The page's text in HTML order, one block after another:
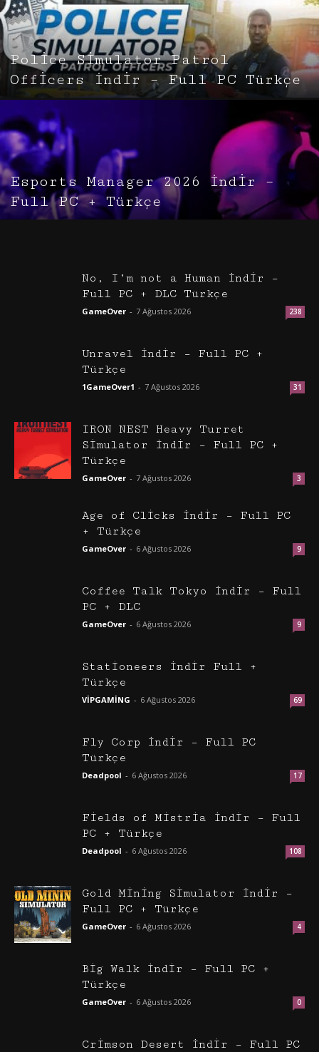
Police Simulator Patrol
Officers İndir – Full PC Türkçe
Esports Manager 2026 İndir –
Full PC + Türkçe
No, I’m not a Human İndir –
Full PC + DLC Türkçe
GameOver - 7 Ağustos 2026 238
Unravel İndir – Full PC +
Türkçe
1GameOver1 - 7 Ağustos 2026 31
IRON NEST Heavy Turret
Simulator İndir – Full PC +
Türkçe
GameOver - 7 Ağustos 2026 3
Age of Clicks İndir – Full PC
+ Türkçe
GameOver - 6 Ağustos 2026 9
Coffee Talk Tokyo İndir – Full
PC + DLC
GameOver - 6 Ağustos 2026 9
Stationeers İndir Full +
Türkçe
VİPGAMİNG - 6 Ağustos 2026 69
Fly Corp İndir – Full PC
Türkçe
Deadpool - 6 Ağustos 2026 17
Fields of Mistria İndir – Full
PC + Türkçe
Deadpool - 6 Ağustos 2026 108
Gold Mining Simulator İndir –
Full PC + Türkçe
GameOver - 6 Ağustos 2026 4
Big Walk İndir – Full PC +
Türkçe
GameOver - 6 Ağustos 2026 0
Crimson Desert İndir – Full PC